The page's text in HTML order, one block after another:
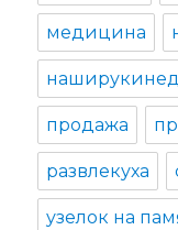
медицина
продажа
развлекуха
узелок на